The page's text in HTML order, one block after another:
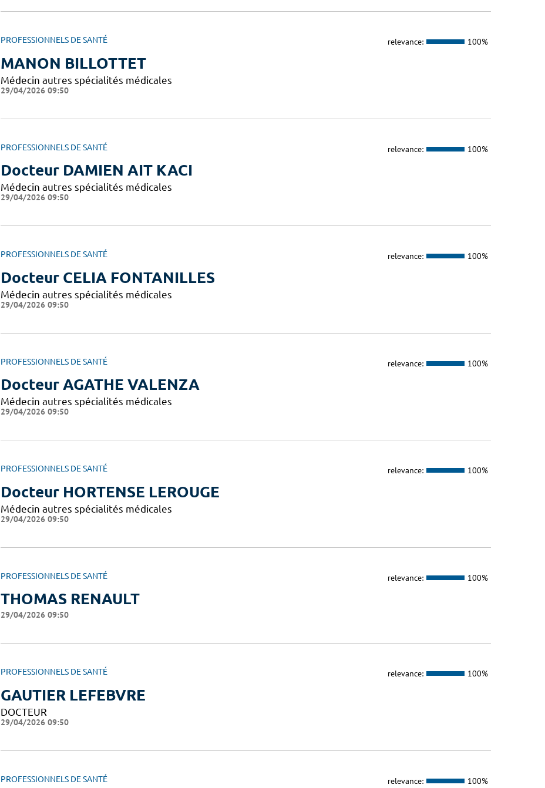
PROFESSIONNELS DE SANTÉ relevance: 100%
MANON BILLOTTET
Médecin autres spécialités médicales
29/04/2026 09:50
PROFESSIONNELS DE SANTÉ relevance: 100%
Docteur DAMIEN AIT KACI
Médecin autres spécialités médicales
29/04/2026 09:50
PROFESSIONNELS DE SANTÉ relevance: 100%
Docteur CELIA FONTANILLES
Médecin autres spécialités médicales
29/04/2026 09:50
PROFESSIONNELS DE SANTÉ relevance: 100%
Docteur AGATHE VALENZA
Médecin autres spécialités médicales
29/04/2026 09:50
PROFESSIONNELS DE SANTÉ relevance: 100%
Docteur HORTENSE LEROUGE
Médecin autres spécialités médicales
29/04/2026 09:50
PROFESSIONNELS DE SANTÉ relevance: 100%
THOMAS RENAULT
29/04/2026 09:50
PROFESSIONNELS DE SANTÉ relevance: 100%
GAUTIER LEFEBVRE
DOCTEUR
29/04/2026 09:50
PROFESSIONNELS DE SANTÉ relevance: 100%